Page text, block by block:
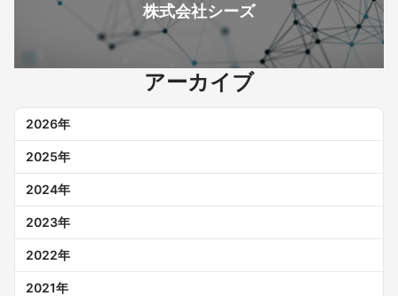
株式会社シーズ
アーカイブ
2026年
2025年
2024年
2023年
2022年
2021年